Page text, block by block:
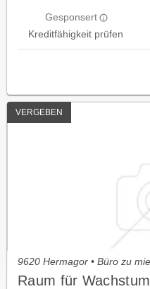
Gesponsert
Kreditfähigkeit prüfen
VERGEBEN
9620 Hermagor • Büro zu
Raum für